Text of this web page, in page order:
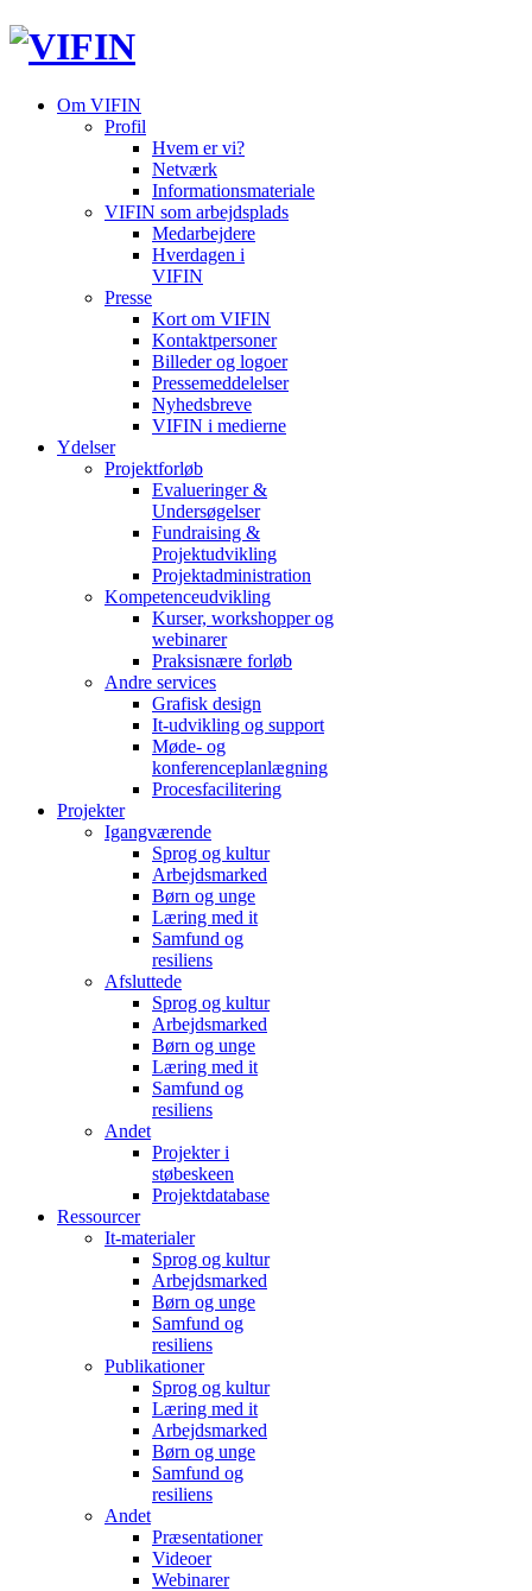
Om VIFIN
Profil
Hvem er vi?
Netværk
Informationsmateriale
VIFIN som arbejdsplads
Medarbejdere
Hverdagen i
VIFIN
Presse
Kort om VIFIN
Kontaktpersoner
Billeder og logoer
Pressemeddelelser
Nyhedsbreve
VIFIN i medierne
Ydelser
Projektforløb
Evalueringer &
Undersøgelser
Fundraising &
Projektudvikling
Projektadministration
Kompetenceudvikling
Kurser, workshopper og
webinarer
Praksisnære forløb
Andre services
Grafisk design
It-udvikling og support
Møde- og
konferenceplanlægning
Procesfacilitering
Projekter
Igangværende
Sprog og kultur
Arbejdsmarked
Børn og unge
Læring med it
Samfund og
resiliens
Afsluttede
Sprog og kultur
Arbejdsmarked
Børn og unge
Læring med it
Samfund og
resiliens
Andet
Projekter i
støbeskeen
Projektdatabase
Ressourcer
It-materialer
Sprog og kultur
Arbejdsmarked
Børn og unge
Samfund og
resiliens
Publikationer
Sprog og kultur
Læring med it
Arbejdsmarked
Børn og unge
Samfund og
resiliens
Andet
Præsentationer
Videoer
Webinarer